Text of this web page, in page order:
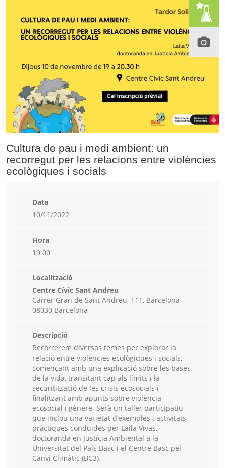
Cultura de pau i medi ambient: un
recorregut per les relacions entre violències
ecològiques i socials
Data
10/11/2022
Hora
19:00
Localització
Centre Cívic Sant Andreu
Carrer Gran de Sant Andreu, 111, Barcelona
08030 Barcelona
Descripció
Recorrerem diversos temes per explorar la
relació entre violències ecològiques i socials,
començant amb una explicació sobre les bases
de la vida, transitant cap als límits i la
securitització de les crisis ecosocials i
finalitzant amb apunts sobre violència
ecosocial i gènere. Serà un taller participatiu
que inclou una varietat d’exemples i activitats
pràctiques conduïdes per Laila Vivas,
doctoranda en Justícia Ambiental a la
Universitat del País Basc i el Centre Basc pel
Canvi Climàtic (BC3).